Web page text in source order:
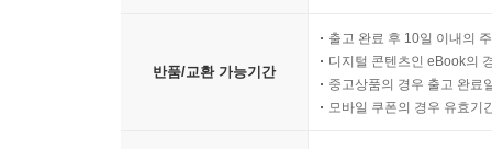
반품/교환 가능기간
출고 완료 후 10일 이내의
디지털 콘텐츠인 eBook의
중고상품의 경우 출고 완료
모바일 쿠폰의 경우 유효기